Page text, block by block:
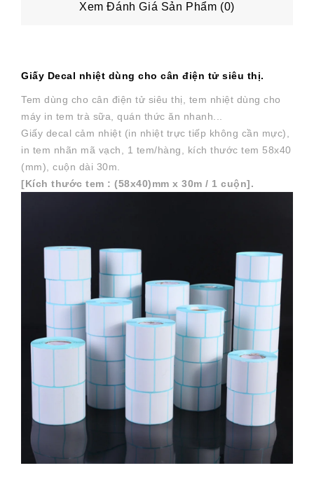
Xem Đánh Giá Sản Phẩm (0)
Giấy Decal nhiệt dùng cho cân điện tử siêu thị.
Tem dùng cho cân điện tử siêu thị, tem nhiệt dùng cho
máy in tem trà sữa, quán thức ăn nhanh...
Giấy decal cảm nhiệt (in nhiệt trực tiếp không cần mực),
in tem nhãn mã vạch, 1 tem/hàng, kích thước tem 58x40
(mm), cuộn dài 30m.
[Kích thước tem : (58x40)mm x 30m / 1 cuộn].